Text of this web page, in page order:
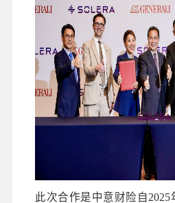
此次合作是中意财险自